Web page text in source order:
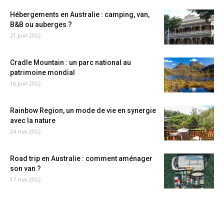
Hébergements en Australie : camping, van,
B&B ou auberges ?
21 juin 2022
Cradle Mountain : un parc national au
patrimoine mondial
16 juin 2022
Rainbow Region, un mode de vie en synergie
avec la nature
24 mai 2022
Road trip en Australie : comment aménager
son van ?
17 mai 2022